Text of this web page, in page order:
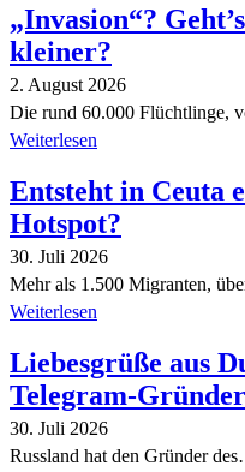
„Invasion“?
kleiner?
2. August 2026
Die rund 60.000 Flüchtlinge,
Weiterlesen
Entsteht in Ceuta
Hotspot?
30. Juli 2026
Mehr als 1.500 Migranten,
Weiterlesen
Liebesgrüße aus
Telegram-
30. Juli 2026
Russland hat den Gründer